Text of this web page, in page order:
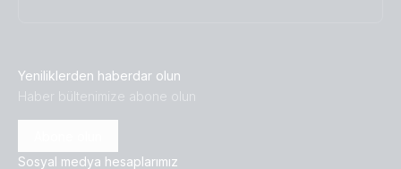
Yeniliklerden haberdar olun
Haber bültenimize abone olun
Sosyal medya hesaplarımız